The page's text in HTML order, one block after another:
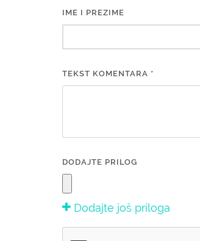
IME I PREZIME
TEKST KOMENTARA *
DODAJTE PRILOG
Dodajte još priloga